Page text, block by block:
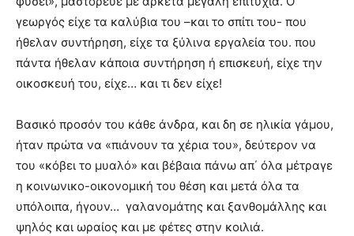
γεωργός είχε τα καλύβια του –και το σπίτι του- που
ήθελαν συντήρηση, είχε τα ξύλινα εργαλεία του. που
πάντα ήθελαν κάποια συντήρηση ή επισκευή, είχε την
οικοσκευή του, είχε… και τι δεν είχε!
Βασικό προσόν του κάθε άνδρα, και δη σε ηλικία γάμου,
ήταν πρώτα να «πιάνουν τα χέρια του», δεύτερον να
του «κόβει το μυαλό» και βέβαια πάνω απ΄ όλα μέτραγε
η κοινωνικο-οικονομική του θέση και μετά όλα τα
υπόλοιπα, ήγουν… γαλανομάτης και ξανθομάλλης και
ψηλός και ωραίος και με φέτες στην κοιλιά.